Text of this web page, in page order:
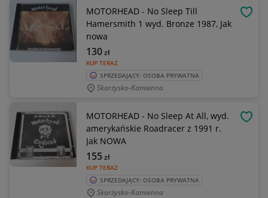
MOTORHEAD - No Sleep Till
Hamersmith 1 wyd. Bronze 1987, Jak
nowa
KUP TERAZ
130zł
SPRZEDAJĄCY: OSOBA PRYWATNA
Skarżysko-Kamienna
MOTORHEAD - No Sleep At All, wyd.
amerykańskie Roadracer z 1991 r.
Jak NOWA
KUP TERAZ
155zł
SPRZEDAJĄCY: OSOBA PRYWATNA
Skarżysko-Kamienna